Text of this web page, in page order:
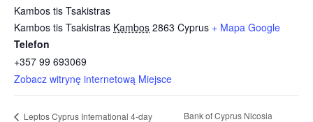
Kambos tis Tsakistras
Kambos tis Tsakistras Kambos 2863 Cyprus + Mapa Google
Telefon
+357 99 693069
Zobacz witrynę internetową Miejsce
Leptos Cyprus International 4-day
Bank of Cyprus Nicosia